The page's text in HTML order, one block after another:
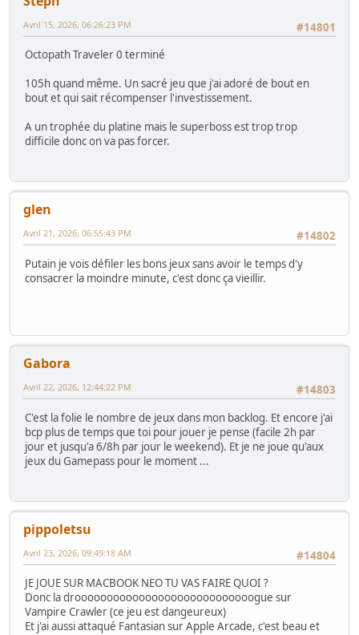
#14801
Avril 15, 2026, 06:26:23 PM
Octopath Traveler 0 terminé
105h quand même. Un sacré jeu que j'ai adoré de bout en
bout et qui sait récompenser l'investissement.
A un trophée du platine mais le superboss est trop trop
difficile donc on va pas forcer.
glen
#14802
Avril 21, 2026, 06:55:43 PM
Putain je vois défiler les bons jeux sans avoir le temps d'y
consacrer la moindre minute, c'est donc ça vieillir.
Gabora
#14803
Avril 22, 2026, 12:44:22 PM
C'est la folie le nombre de jeux dans mon backlog. Et encore j'ai
bcp plus de temps que toi pour jouer je pense (facile 2h par
jour et jusqu'a 6/8h par jour le weekend). Et je ne joue qu'aux
jeux du Gamepass pour le moment ...
pippoletsu
#14804
Avril 23, 2026, 09:49:18 AM
JE JOUE SUR MACBOOK NEO TU VAS FAIRE QUOI ?
Donc la droooooooooooooooooooooooooooogue sur
Vampire Crawler (ce jeu est dangeureux)
Et j'ai aussi attaqué Fantasian sur Apple Arcade, c'est beau et